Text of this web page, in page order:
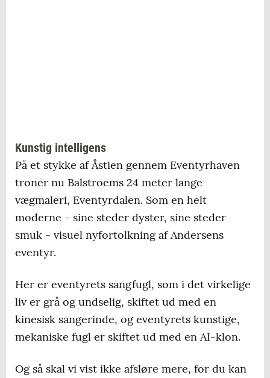
Kunstig intelligens
På et stykke af Åstien gennem Eventyrhaven
troner nu Balstroems 24 meter lange
vægmaleri, Eventyrdalen. Som en helt
moderne - sine steder dyster, sine steder
smuk - visuel nyfortolkning af Andersens
eventyr.
Her er eventyrets sangfugl, som i det virkelige
liv er grå og undselig, skiftet ud med en
kinesisk sangerinde, og eventyrets kunstige,
mekaniske fugl er skiftet ud med en AI-klon.
Og så skal vi vist ikke afsløre mere, for du kan